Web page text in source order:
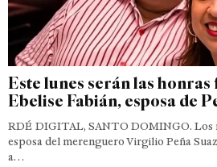
Este lunes serán las honras
Ebelise Fabián, esposa de
RDÉ DIGITAL, SANTO DOMINGO. Los
esposa del merenguero Virgilio Peña
a…